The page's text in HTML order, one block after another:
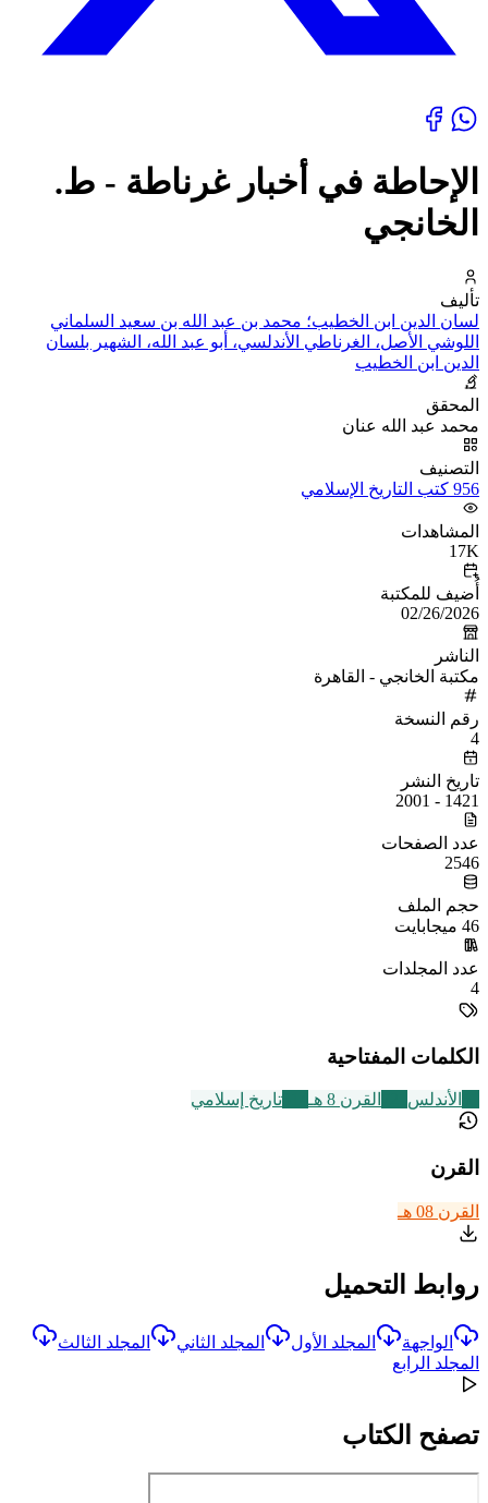
الإحاطة في أخبار غرناطة - ط.
الخانجي
تأليف
لسان الدين ابن الخطيب؛ محمد بن عبد الله بن سعيد السلماني
اللوشي الأصل، الغرناطي الأندلسي، أبو عبد الله، الشهير بلسان
الدين ابن الخطيب
المحقق
محمد عبد الله عنان
التصنيف
956 كتب التاريخ الإسلامي
المشاهدات
17K
أُضيف للمكتبة
02/26/2026
الناشر
مكتبة الخانجي - القاهرة
رقم النسخة
4
تاريخ النشر
1421 - 2001
عدد الصفحات
2546
حجم الملف
46 ميجابايت
عدد المجلدات
4
الكلمات المفتاحية
الأندلس القرن 8 هـ تاريخ إسلامي
القرن
القرن 08 هـ
روابط التحميل
الواجهة المجلد الأول المجلد الثاني
المجلد الثالث
المجلد الرابع
تصفح الكتاب